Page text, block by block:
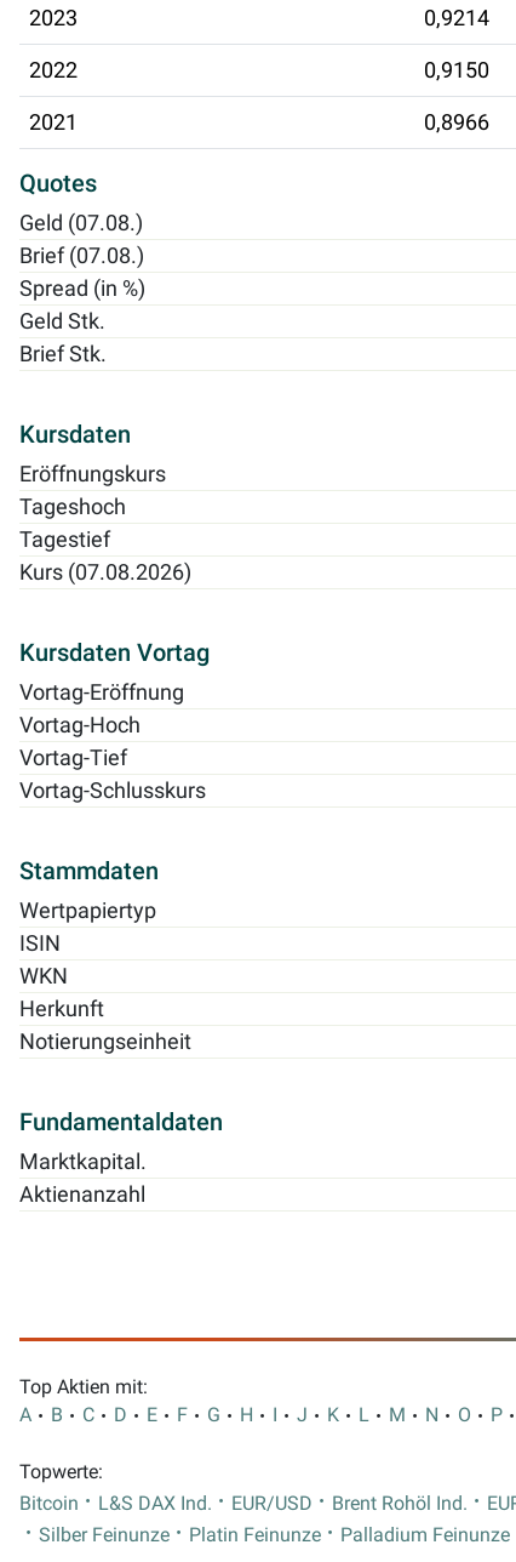
2023 0,9214
2022 0,9150
2021 0,8966
Quotes
Geld (07.08.)
Brief (07.08.)
Spread (in %)
Geld Stk.
Brief Stk.
Kursdaten
Eröffnungskurs
Tageshoch
Tagestief
Kurs (07.08.2026)
Kursdaten Vortag
Vortag-Eröffnung
Vortag-Hoch
Vortag-Tief
Vortag-Schlusskurs
Stammdaten
Wertpapiertyp
ISIN
WKN
Herkunft
Notierungseinheit
Fundamentaldaten
Marktkapital.
Aktienanzahl
Top Aktien mit:
A
B C D E F G H I J K L M N O P
Topwerte:
Bitcoin
L&S DAX Ind. EUR/USD Brent Rohöl Ind.
Silber Feinunze
Platin Feinunze Palladium Feinunze